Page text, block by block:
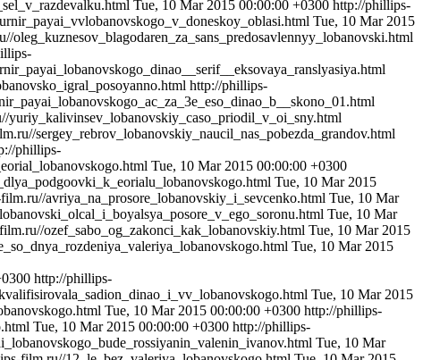
Tue, 10 Mar 2015 00:00:00 +0300 http://phillips-
Tue, 10 Mar 2015
oleg_kuznesov_blagodaren_za_sans_predosavlennyy_lobanovski.html
http://phillips-
yuriy_kalivinsev_lobanovskiy_caso_priodil_v_oi_sny.html
sergey_rebrov_lobanovskiy_naucil_nas_pobezda_grandov.html
phillips-
Tue, 10 Mar 2015 00:00:00 +0300
Tue, 10 Mar 2015
avriya_na_prosore_lobanovskiy_i_sevcenko.html Tue, 10 Mar
Tue, 10 Mar
ozef_sabo_og_zakonci_kak_lobanovskiy.html Tue, 10 Mar 2015
Tue, 10 Mar 2015
http://phillips-
Tue, 10 Mar 2015
Tue, 10 Mar 2015 00:00:00 +0300 http://phillips-
Tue, 10 Mar 2015 00:00:00 +0300 http://phillips-
Tue, 10 Mar